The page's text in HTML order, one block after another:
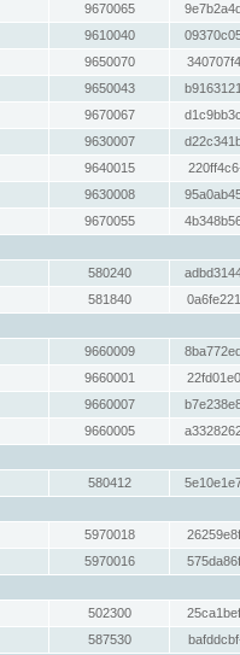
9670065
9610040
9650070
9650043
9670067
9630007
9640015
9630008
9670055
580240
581840
9660009
9660001
9660007
9660005
580412
5970018
5970016
502300
587530